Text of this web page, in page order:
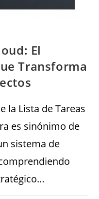
El
Transforma
la Lista de Tareas
es sinónimo de
sistema de